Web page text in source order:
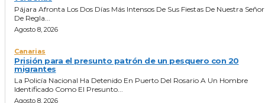
Pájara Afronta Los Dos Días Más Intensos De Sus Fiestas De Nuestra
De Regla...
Agosto 8, 2026
Canarias
Prisión para el presunto patrón de un pesquero con 20
migrantes
La Policía Nacional Ha Detenido En Puerto Del Rosario A Un Hombre
Identificado Como El Presunto...
Agosto 8, 2026